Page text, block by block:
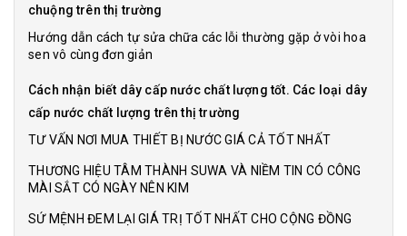
chuộng trên thị trường
Hướng dẫn cách tự sửa chữa các lỗi thường gặp ở vòi hoa
sen vô cùng đơn giản
Cách nhận biết dây cấp nước chất lượng tốt. Các loại dây
cấp nước chất lượng trên thị trường
TƯ VẤN NƠI MUA THIẾT BỊ NƯỚC GIÁ CẢ TỐT NHẤT
THƯƠNG HIỆU TÂM THÀNH SUWA VÀ NIỀM TIN CÓ CÔNG
MÀI SẮT CÓ NGÀY NÊN KIM
SỨ MỆNH ĐEM LẠI GIÁ TRỊ TỐT NHẤT CHO CỘNG ĐỒNG